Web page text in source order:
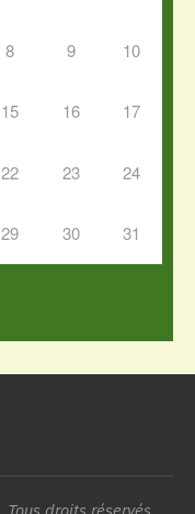
8 9 10
15 16 17
22 23 24
29 30 31
droits réservés.